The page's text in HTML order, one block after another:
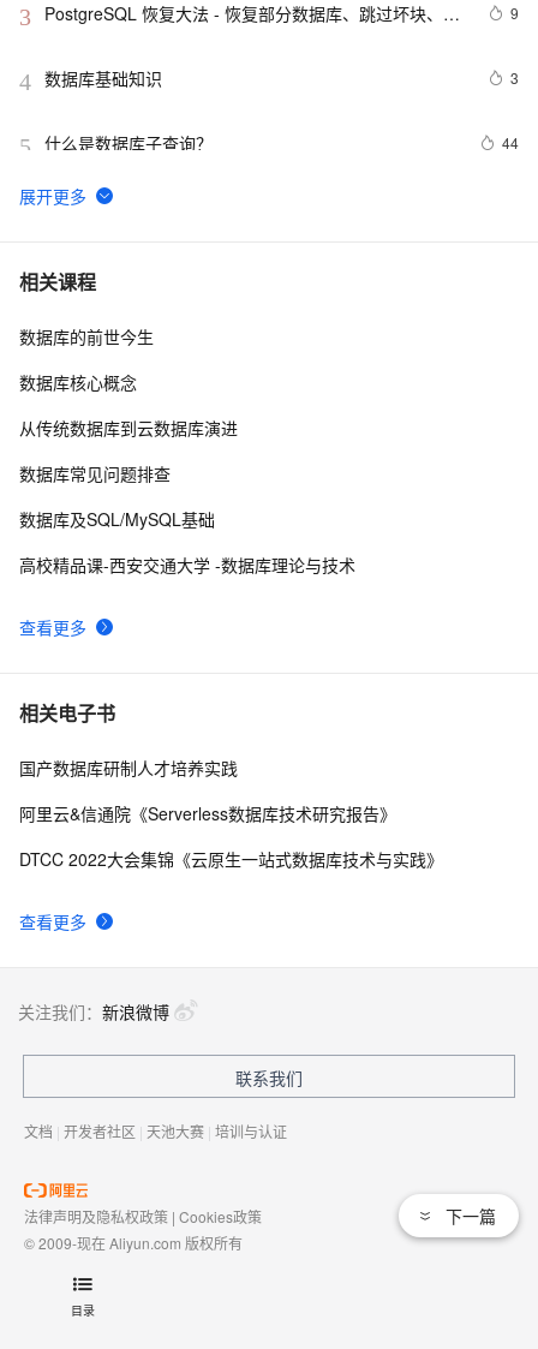
目录
3
PostgreSQL 恢复大法 - 恢复部分数据库、跳过坏块、修
9
4 数据库基础知识 3
5 什么是数据库子查询？ 44
6
并发事务下各数据库外部表现实测之一（SQL Server
7 weblogic连接RAC数据库
8 「时序数据库」时间序列数据与MongoDB：第一部分-简
10Script:收集数据库中用户的角色和表空间等信息
相关课程
查看更多
数据库的前世今生
数据库核心概念
从传统数据库到云数据库演进
数据库常见问题排查
数据库及SQL/MySQL基础
高校精品课-西安交通大学 -数据库理论与技术
相关电子书
查看更多
国产数据库研制人才培养实践
阿里云&信通院《Serverless数据库技术研究报告》
DTCC 2022大会集锦《云原生一站式数据库技术与实践》
下一篇
关注我们： 新浪微博
联系我们
文档 | 开发者社区 | 天池大赛 | 培训与认证
法律声明及隐私权政策 | Cookies政策
© 2009-现在 Aliyun.com 版权所有
域名注册服务机构许可：